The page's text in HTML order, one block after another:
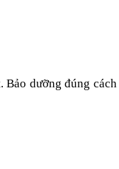
dưỡng đúng